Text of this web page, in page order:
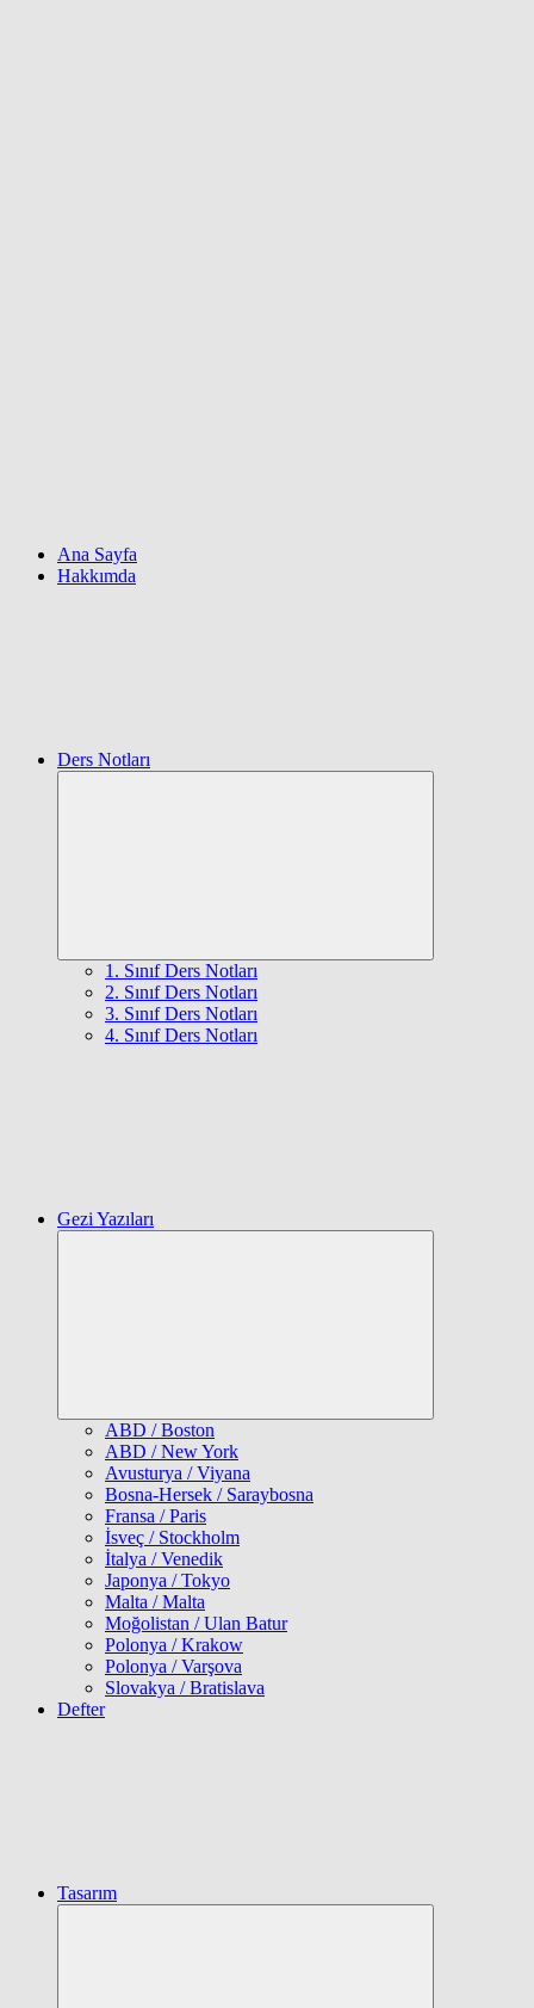
Ana Sayfa
Hakkımda
Ders Notları
1. Sınıf Ders Notları
2. Sınıf Ders Notları
3. Sınıf Ders Notları
4. Sınıf Ders Notları
Gezi Yazıları
ABD / Boston
ABD / New York
Avusturya / Viyana
Bosna-Hersek / Saraybosna
Fransa / Paris
İsveç / Stockholm
İtalya / Venedik
Japonya / Tokyo
Malta / Malta
Moğolistan / Ulan Batur
Polonya / Krakow
Polonya / Varşova
Slovakya / Bratislava
Defter
Tasarım